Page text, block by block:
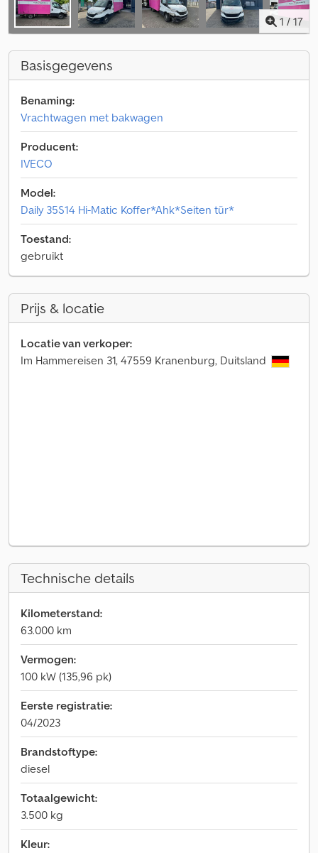
1 / 17
Basisgegevens
Benaming:
Vrachtwagen met bakwagen
Producent:
IVECO
Model:
Daily 35S14 Hi-Matic Koffer*Ahk*Seiten tür*
Toestand:
gebruikt
Prijs & locatie
Locatie van verkoper:
Im Hammereisen 31, 47559 Kranenburg, Duitsland
Technische details
Kilometerstand:
63.000 km
Vermogen:
100 kW (135,96 pk)
Eerste registratie:
04/2023
Brandstoftype:
diesel
Totaalgewicht:
3.500 kg
Kleur: